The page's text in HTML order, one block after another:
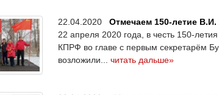
22.04.2020 Отмечаем 150-летие
22 апреля 2020 года, в честь 150-
КПРФ во главе с первым секретарём
возложили... читать дальше»